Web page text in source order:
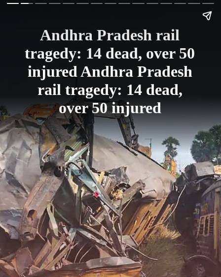
Andhra Pradesh rail
tragedy: 14 dead, over 50
injured Andhra Pradesh
rail tragedy: 14 dead,
over 50 injured